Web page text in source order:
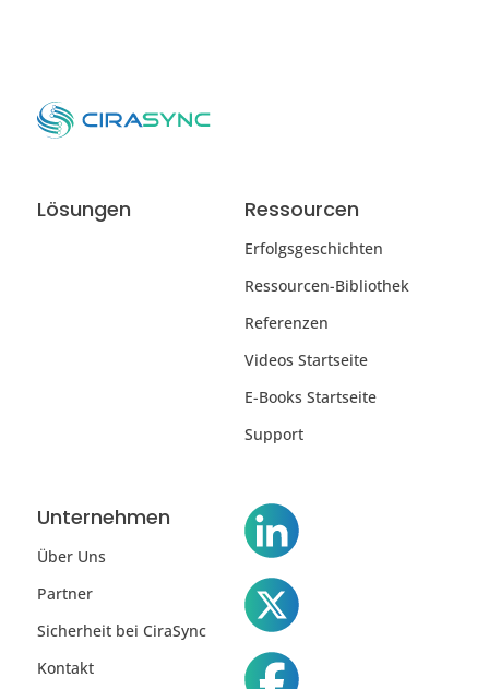
Lösungen Ressourcen
Erfolgsgeschichten
Ressourcen-Bibliothek
Referenzen
Videos Startseite
E-Books Startseite
Support
Unternehmen
Über Uns
Partner
Sicherheit bei CiraSync
Kontakt